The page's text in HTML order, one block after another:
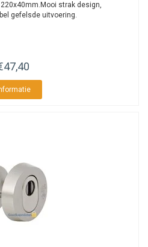
strak design,
gefelsde uitvoering.